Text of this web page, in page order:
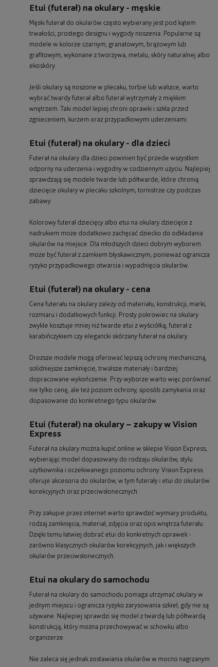
Etui (futerał) na okulary - męskie
Męski futerał do okularów często wybierany jest pod kątem
trwałości, prostego designu i wygody noszenia. Popularne są
modele w kolorze czarnym, granatowym, brązowym lub
grafitowym, wykonane z tworzywa, metalu, skóry naturalnej albo
ekoskóry.
Jeśli okulary są noszone w plecaku, torbie lub walizce, warto
wybrać twardy futerał albo futerał wytrzymały z miękkim
wnętrzem. Taki model lepiej chroni oprawki i szkła przed
zgnieceniem, kurzem oraz przypadkowymi uderzeniami.
Etui (futerał) na okulary - dla dzieci
Futerał na okulary dla dzieci powinien być przede wszystkim
odporny na uderzenia i wygodny w codziennym użyciu. Najlepiej
sprawdzają się modele twarde lub półtwarde, które chronią
dziecięce okulary w plecaku szkolnym, tornistrze czy podczas
zabawy.
Kolorowy futerał dziecięcy albo etui na okulary dziecięce z
nadrukiem może dodatkowo zachęcać dziecko do odkładania
okularów na miejsce. Dla młodszych dzieci dobrym wyborem
może być futerał z zamkiem błyskawicznym, ponieważ ogranicza
ryzyko przypadkowego otwarcia i wypadnięcia okularów.
Etui (futerał) na okulary - cena
Cena futerału na okulary zależy od materiału, konstrukcji, marki,
rozmiaru i dodatkowych funkcji. Prosty pokrowiec na okulary
zwykle kosztuje mniej niż twarde etui z wyściółką, futerał z
karabińczykiem czy elegancki skórzany futerał na okulary.
Droższe modele mogą oferować lepszą ochronę mechaniczną,
solidniejsze zamknięcie, trwalsze materiały i bardziej
dopracowane wykończenie. Przy wyborze warto więc porównać
nie tylko cenę, ale też poziom ochrony, sposób zamykania oraz
dopasowanie do konkretnego typu okularów.
Etui (futerał) na okulary – zakupy w Vision
Express
Futerał na okulary można kupić online w sklepie Vision Express,
wybierając model dopasowany do rodzaju okularów, stylu
użytkownika i oczekiwanego poziomu ochrony. Vision Express
oferuje akcesoria do okularów, w tym futerały i etui do okularów
korekcyjnych oraz przeciwsłonecznych.
Przy zakupie przez internet warto sprawdzić wymiary produktu,
rodzaj zamknięcia, materiał, zdjęcia oraz opis wnętrza futerału.
Dzięki temu łatwiej dobrać etui do konkretnych oprawek -
zarówno klasycznych okularów korekcyjnych, jak i większych
okularów przeciwsłonecznych.
Etui na okulary do samochodu
Futerał na okulary do samochodu pomaga utrzymać okulary w
jednym miejscu i ogranicza ryzyko zarysowania szkieł, gdy nie są
używane. Najlepiej sprawdzi się model z twardą lub półtwardą
konstrukcją, który można przechowywać w schowku albo
organizerze.
Nie zaleca się jednak zostawiania okularów w mocno nagrzanym